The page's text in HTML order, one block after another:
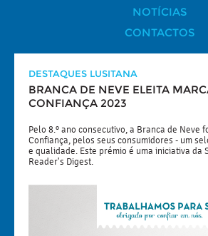
NOTÍCIAS
CONTACTOS
DESTAQUES LUSITANA
BRANCA DE NEVE ELEITA
CONFIANÇA 2023
Pelo 8.º ano consecutivo, a Branca de Neve
Confiança, pelos seus consumidores - um
e qualidade. Este prémio é uma iniciativa da
Reader's Digest.